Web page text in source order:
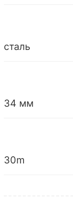
сталь
34 мм
30m